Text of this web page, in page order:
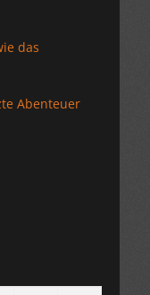
das
Abenteuer